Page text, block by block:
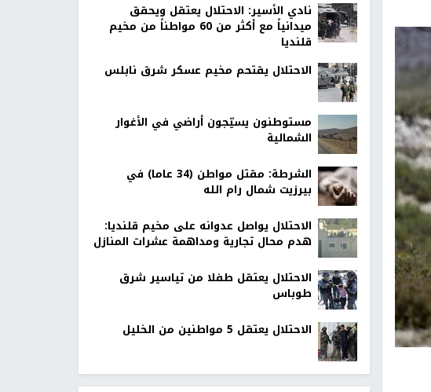
نادي الأسير: الاحتلال يعتقل ويحقق
ميدانياً مع أكثر من 60 مواطناً من مخيم
قلنديا
الاحتلال يقتحم مخيم عسكر شرق نابلس
مستوطنون يسيّجون أراضي في الأغوار
الشمالية
الشرطة: مقتل مواطن (34 عاما) في
بيرزيت شمال رام الله
الاحتلال يواصل عدوانه على مخيم قلنديا:
هدم محال تجارية ومداهمة عشرات المنازل
الاحتلال يعتقل طفلا من تياسير شرق
طوباس
الاحتلال يعتقل 5 مواطنين من الخليل